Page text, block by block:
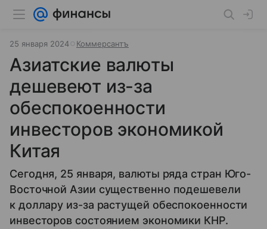
25 января 2024 Коммерсантъ
Азиатские валюты
дешевеют из-за
обеспокоенности
инвесторов экономикой
Китая
Сегодня, 25 января, валюты ряда стран Юго-
Восточной Азии существенно подешевели
к доллару из-за растущей обеспокоенности
инвесторов состоянием экономики КНР.